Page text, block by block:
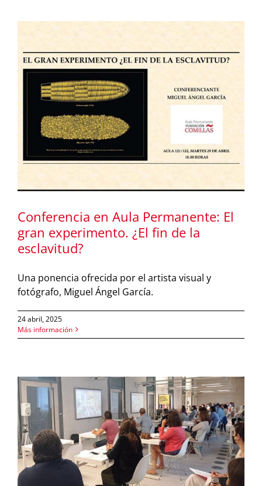
Conferencia en Aula Permanente: El
gran experimento. ¿El fin de la
esclavitud?
Una ponencia ofrecida por el artista visual y
fotógrafo, Miguel Ángel García.
24 abril, 2025
Más información